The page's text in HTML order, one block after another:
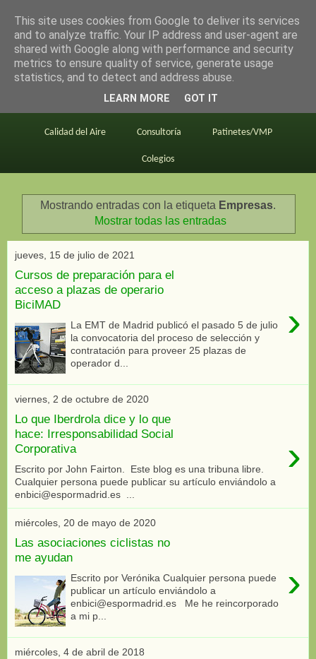
en bici por madrid
Este blog BiciMAD Primeros consejos
Calidad del Aire Consultoría Patinetes/VMP
Colegios
Mostrando entradas con la etiqueta Empresas.
Mostrar todas las entradas
jueves, 15 de julio de 2021
Cursos de preparación para el
acceso a plazas de operario
BiciMAD
›
La EMT de Madrid publicó el pasado 5 de julio
la convocatoria del proceso de selección y
contratación para proveer 25 plazas de
operador d...
viernes, 2 de octubre de 2020
Lo que Iberdrola dice y lo que
hace: Irresponsabilidad Social
Corporativa
›
Escrito por John Fairton. Este blog es una tribuna libre.
Cualquier persona puede publicar su artículo enviándolo a
enbici@espormadrid.es ...
miércoles, 20 de mayo de 2020
Las asociaciones ciclistas no
me ayudan
›
Escrito por Verónika Cualquier persona puede
publicar un artículo enviándolo a
enbici@espormadrid.es Me he reincorporado
a mi p...
miércoles, 4 de abril de 2018
This site uses cookies from Google to deliver its services
and to analyze traffic. Your IP address and user-agent are
shared with Google along with performance and security
metrics to ensure quality of service, generate usage
statistics, and to detect and address abuse.
LEARN MORE GOT IT